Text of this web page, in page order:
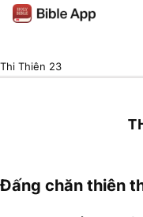
Thi Thiên 23
Đấng chăn thiên